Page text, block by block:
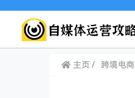
主页 跨境电商